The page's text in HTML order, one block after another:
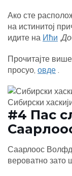
Ако сте
на истинитој
идите на Ићи .
Прочитајте
просуо, овде .
Сибирски
#4 Пас
Саарлоос
вероватно зато